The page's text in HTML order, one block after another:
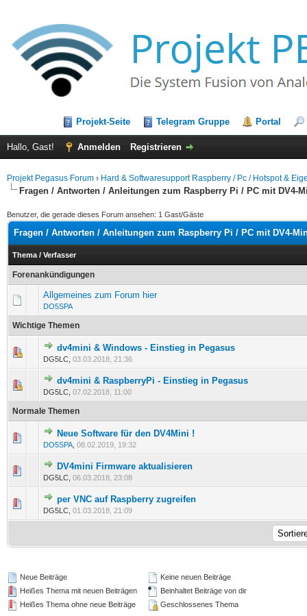
Projekt-Seite Telegram Gruppe Portal
Hallo, Gast! Anmelden Registrieren
Projekt Pegasus Forum › Hard & Softwaresupport Raspberry / Pc / Hotspot &
Fragen / Antworten / Anleitungen zum Raspberry Pi / PC mit DV4-
Benutzer, die gerade dieses Forum ansehen: 1 Gast/Gäste
Fragen / Antworten / Anleitungen zum Raspberry Pi / PC mit DV4-
Thema / Verfasser
Forenankündigungen
Allgemeines zum Forum hier
DO5SPA
Wichtige Themen
dv4mini & Windows - Einstieg in Pegasus
DG5LC, 03.03.2018, 21:36
2 Bewertung(en) - 5 von 5 durchschnittlich
12345
dv4mini & RaspberryPi - Einstieg in Pegasus
DG5LC, 07.02.2018, 11:00
2 Bewertung(en) - 5 von 5 durchschnittlich
12 3 4 5
Normale Themen
Neue Software für den DV4Mini !
DO5SPA 08.02.2019, 19:32
0 Bewertung(en) - 0 von 5 durchschnittlich
12 345
DV4mini Firmware aktualisieren
DG5LC, 06.03.2018, 23:08
1 Bewertung(en) - 5 von 5 durchschnittlich
12345
per VNC auf Raspberry zugreifen
DG5LC, 01.03.2018, 21:09
1 Bewertung(en) - 5 von 5 durchschnittlich
12345
Neue Beiträge
Heißes Thema mit neuen Beiträgen
Heißes Thema ohne neue Beiträge
Keine neuen Beiträge
Beinhaltet Beiträge von dir
Geschlossenes Thema